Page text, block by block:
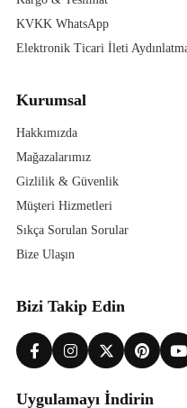
KVKK WhatsApp
Elektronik Ticari İleti
Kurumsal
Hakkımızda
Mağazalarımız
Gizlilik & Güvenlik
Müşteri Hizmetleri
Sıkça Sorulan Sorular
Bize Ulaşın
Bizi Takip Edin
Uygulamayı İndirin